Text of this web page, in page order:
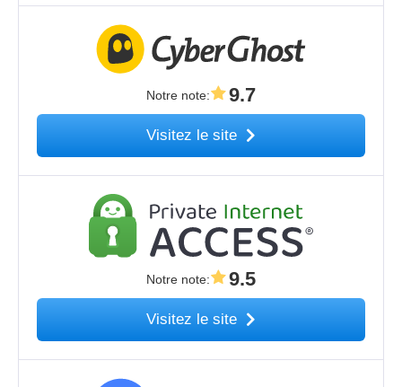
Notre note: 9.7
Visitez le site
Notre note: 9.5
Visitez le site